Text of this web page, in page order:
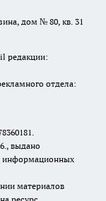
дом № 80, кв. 31
редакции:
отдела:
выдано
информационных
материалов